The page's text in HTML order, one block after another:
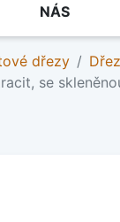
NÁS
dřezy
se